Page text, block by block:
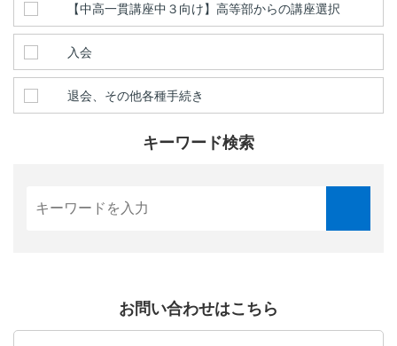
【中高一貫講座中３向け】高等部からの講座選択
入会
退会、その他各種手続き
キーワード検索
お問い合わせはこちら